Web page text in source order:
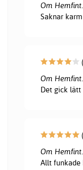
Om
Saknar
Om
Det gick lätt
Om
Allt